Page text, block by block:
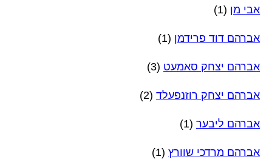
אבי מן (1)
אברהם דוד פרידמן (1)
אברהם יצחק סאמעט (3)
אברהם יצחק רוזנפעלד (2)
אברהם ליבער (1)
אברהם מרדכי שוורץ (1)